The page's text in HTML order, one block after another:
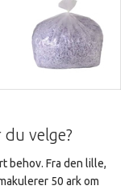
velge?
behov. Fra den lille,
50 ark om